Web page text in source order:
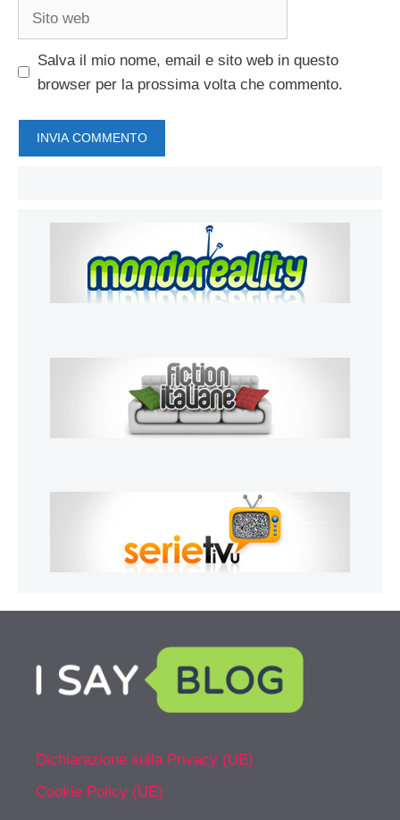
Salva il mio nome, email e sito web in questo
browser per la prossima volta che commento.
Dichiarazione sulla Privacy (UE)
Cookie Policy (UE)